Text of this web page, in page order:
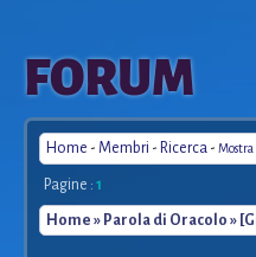
The
Origins
FORUM
Home - Membri - Ricerca - Mostra
Pagine : 1
Home » Parola di Oracolo »